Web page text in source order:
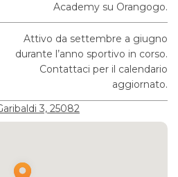
Academy su Orangogo.
Attivo da settembre a giugno
durante l’anno sportivo in corso.
Contattaci per il calendario
aggiornato.
3, 25082